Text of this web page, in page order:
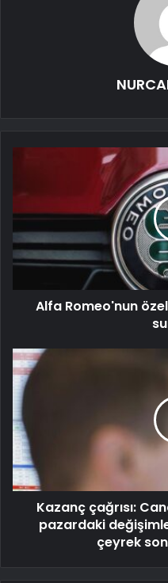
Alfa Romeo'nun
Kazanç çağrısı:
pazardaki
çeyrek